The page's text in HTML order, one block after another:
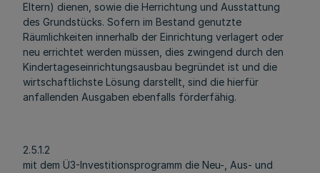
Eltern) dienen, sowie die Herrichtung und Ausstattung
des Grundstücks. Sofern im Bestand genutzte
Räumlichkeiten innerhalb der Einrichtung verlagert oder
neu errichtet werden müssen, dies zwingend durch den
Kindertageseinrichtungsausbau begründet ist und die
wirtschaftlichste Lösung darstellt, sind die hierfür
anfallenden Ausgaben ebenfalls förderfähig.
2.5.1.2
mit dem Ü3-Investitionsprogramm die Neu-, Aus- und